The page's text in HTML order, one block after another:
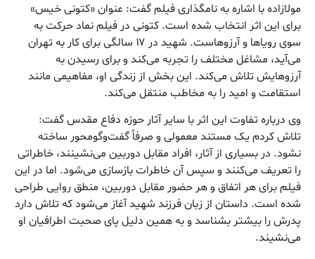
مولازاده با اشاره به نامگذاری فیلم گفت: عنوان «کتونی خیس»
برای این اثر انتخاب شده است. کتونی در فیلم نماد حرکت به
سوی رویاها و آرزوهاست. شهید در ۱۷ سالگی برای کار به تهران
می‌آید، مشاغل مختلف را تجربه می‌کند و برای رسیدن به
آرزوهایش تلاش می‌کند. این بخش از زندگی او، مفاهیمی مانند
استقامت و امید را به مخاطب منتقل می‌کند.
وی درباره تفاوت این اثر با سایر آثار حوزه دفاع مقدس گفت:
تلاش کردم یک مستند معمولی و صرفاً گفت‌وگومحور ساخته
نشود. در بسیاری از آثار، افراد مقابل دوربین می‌نشینند، خاطراتی
را تعریف می‌کنند و سپس آن خاطرات بازسازی می‌شود. اما در این
فیلم برای هر اتفاق و هر حضور مقابل دوربین، منطق روایی طراحی
شده است. داستان از زبان فرزند شهید آغاز می‌شود که تلاش دارد
پدرش را بیشتر بشناسد و به همین دلیل پای صحبت اطرافیان او
می‌نشیند.